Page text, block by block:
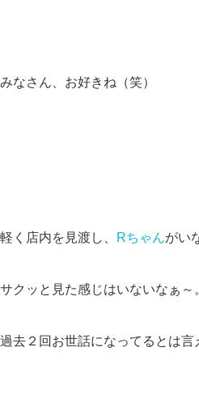
みなさん、お好きね（笑）
軽く店内を見渡し、 Rちゃんがい
サクッと見た感じはいないなぁ～。
過去２回お世話になってるとは言